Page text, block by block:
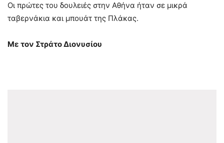
Οι πρώτες του δουλειές στην Αθήνα ήταν σε μικρά
ταβερνάκια και μπουάτ της Πλάκας.
Με τον Στράτο Διονυσίου